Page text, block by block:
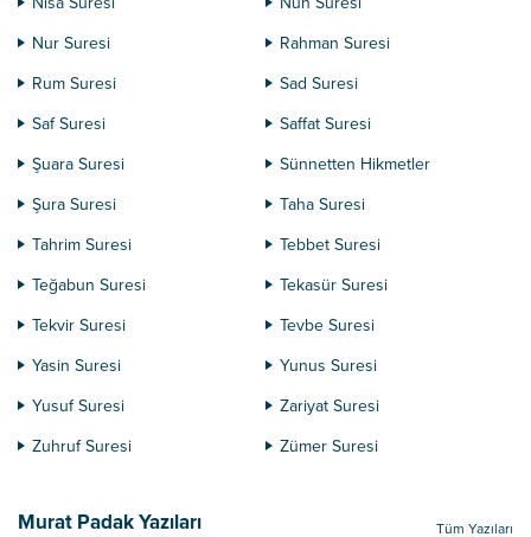
Nur Suresi
Rahman Suresi
Rum Suresi
Sad Suresi
Saf Suresi
Saffat Suresi
Şuara Suresi
Sünnetten Hikmetler
Şura Suresi
Taha Suresi
Tahrim Suresi
Tebbet Suresi
Teğabun Suresi
Tekasür Suresi
Tekvir Suresi
Tevbe Suresi
Yasin Suresi
Yunus Suresi
Yusuf Suresi
Zariyat Suresi
Zuhruf Suresi
Zümer Suresi
Murat Padak Yazıları Tüm Yazıları